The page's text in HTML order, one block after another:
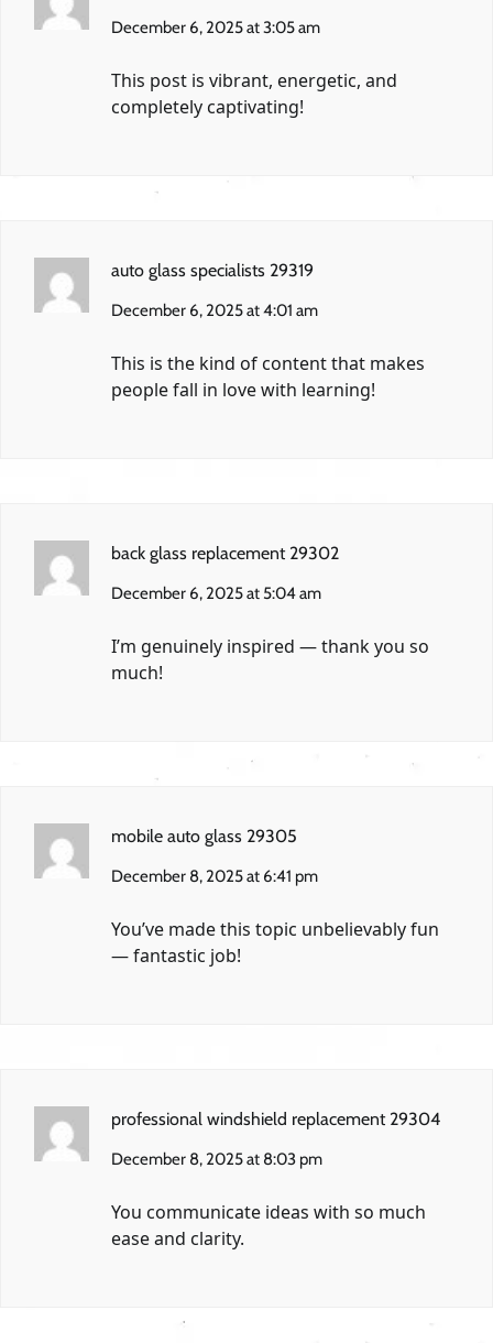
December 6, 2025 at 3:05 am
This post is vibrant, energetic, and
completely captivating!
auto glass specialists 29319
December 6, 2025 at 4:01 am
This is the kind of content that makes
people fall in love with learning!
back glass replacement 29302
December 6, 2025 at 5:04 am
I’m genuinely inspired — thank you so
much!
mobile auto glass 29305
December 8, 2025 at 6:41 pm
You’ve made this topic unbelievably fun
— fantastic job!
professional windshield replacement 29304
December 8, 2025 at 8:03 pm
You communicate ideas with so much
ease and clarity.